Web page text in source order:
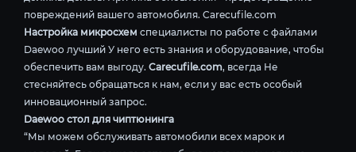
повреждений вашего автомобиля. Carecufile.com
Настройка микросхем специалисты по работе с файлами
Daewoo лучший У него есть знания и оборудование, чтобы
обеспечить вам выгоду. Carecufile.com, всегда Не
стесняйтесь обращаться к нам, если у вас есть особый
инновационный запрос.
Daewoo стол для чиптюнинга
“Мы можем обслуживать автомобили всех марок и